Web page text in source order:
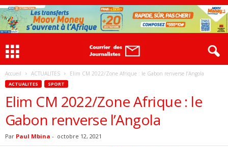
Accueil ACTUALITES Elim CM 2022/Zone Afrique : le Gabon renverse l’Angola
ACTUALITES SPORT
Elim CM 2022/Zone Afrique : le
Gabon renverse l’Angola
Par Paul Mbina - octobre 12, 2021